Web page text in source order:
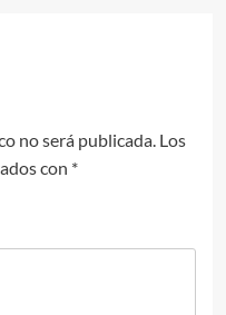
no será publicada. Los
con *